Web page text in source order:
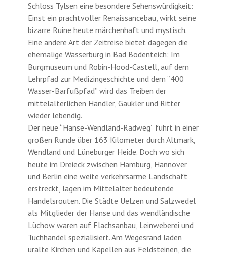
Schloss Tylsen eine besondere Sehenswürdigkeit:
Einst ein prachtvoller Renaissancebau, wirkt seine
bizarre Ruine heute märchenhaft und mystisch.
Eine andere Art der Zeitreise bietet dagegen die
ehemalige Wasserburg in Bad Bodenteich: Im
Burgmuseum und Robin-Hood-Castell, auf dem
Lehrpfad zur Medizingeschichte und dem “400
Wasser-Barfußpfad” wird das Treiben der
mittelalterlichen Händler, Gaukler und Ritter
wieder lebendig.
Der neue “Hanse-Wendland-Radweg” führt in einer
großen Runde über 163 Kilometer durch Altmark,
Wendland und Lüneburger Heide. Doch wo sich
heute im Dreieck zwischen Hamburg, Hannover
und Berlin eine weite verkehrsarme Landschaft
erstreckt, lagen im Mittelalter bedeutende
Handelsrouten. Die Städte Uelzen und Salzwedel
als Mitglieder der Hanse und das wendländische
Lüchow waren auf Flachsanbau, Leinweberei und
Tuchhandel spezialisiert. Am Wegesrand laden
uralte Kirchen und Kapellen aus Feldsteinen, die